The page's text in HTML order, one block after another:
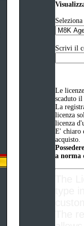
Scrivi il
Le
scaduto
La
licenza
licenza
E' chiaro
acquisto.
a norma